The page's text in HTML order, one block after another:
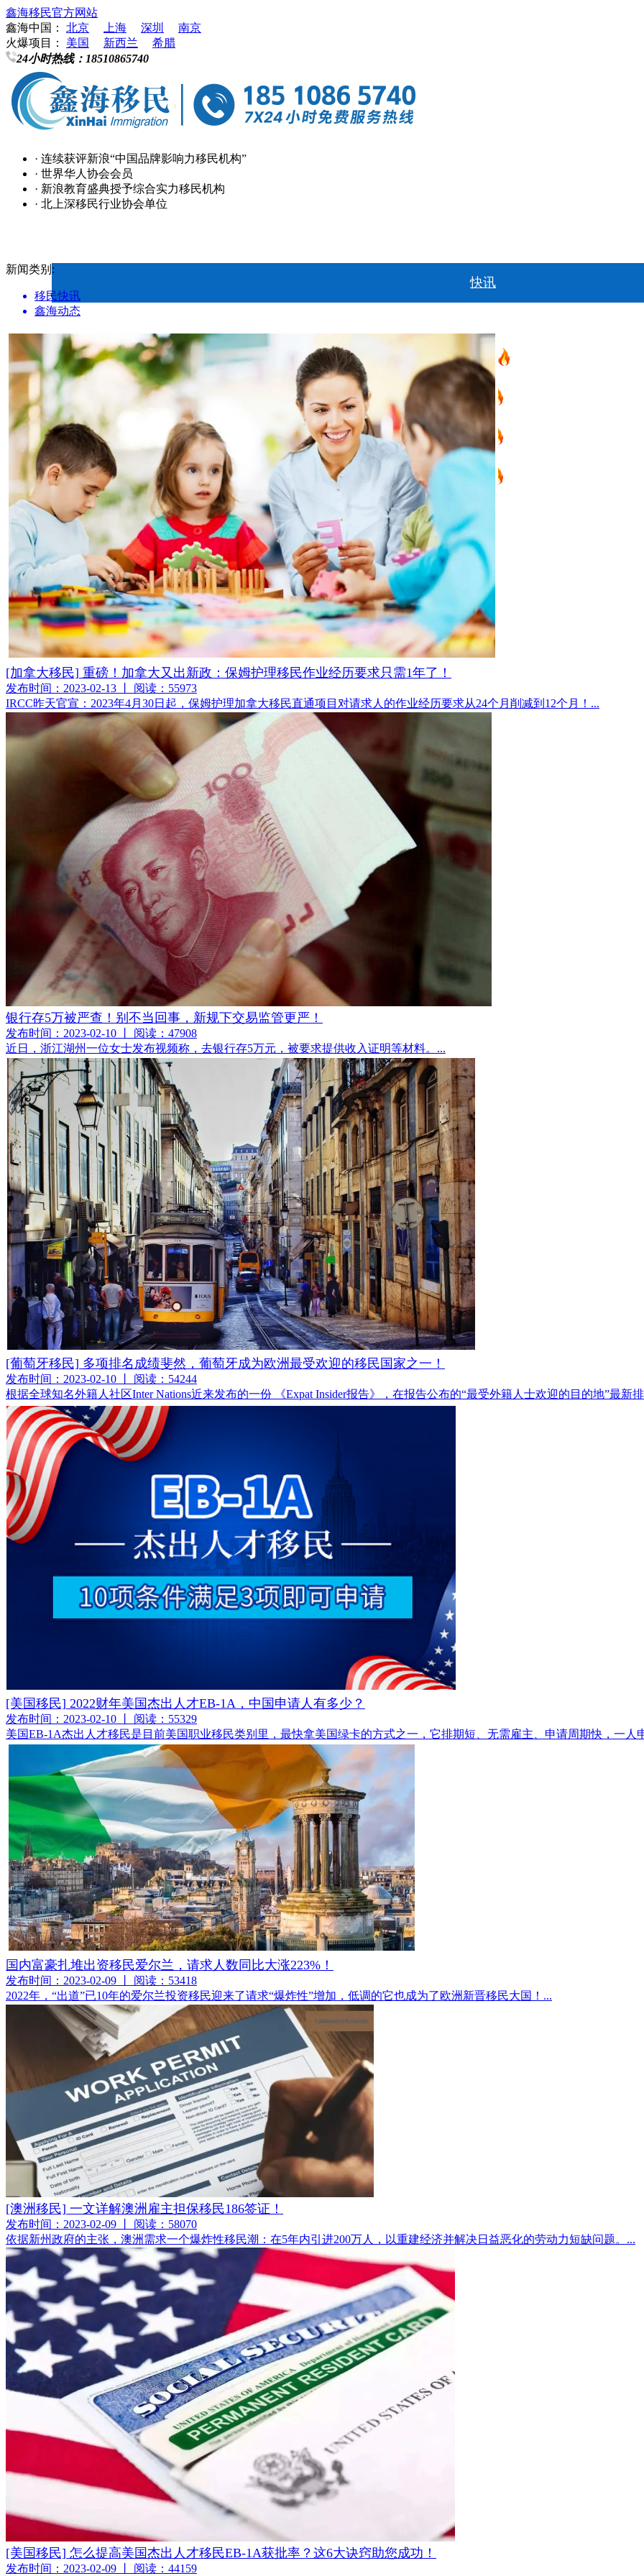
鑫海移民官方网站
鑫海中国：
北京 上海 深圳
南京
火爆项目：
美国 新西兰
希腊
24小时热线： 18510865740
· 连续获评新浪“中国品牌影响力移民机构”
· 世界华人协会会员
· 新浪教育盛典授予综合实力移民机构
· 北上深移民行业协会单位
快讯
新西兰
美国
欧洲
澳洲
加拿大
亚洲
海房
案例
新闻类别:
移民快讯
鑫海动态
[加拿大移民] 重磅！加拿大又出新政：保姆护理移民作业经历要求只需1年了！
发布时间：2023-02-13 丨 阅读：55973
IRCC昨天官宣：2023年4月30日起，保姆护理加拿大移民直通项目对请求人的作业经历要求从24个月削减到12个月！...
银行存5万被严查！别不当回事，新规下交易监管更严！
发布时间：2023-02-10 丨 阅读：47908
近日，浙江湖州一位女士发布视频称，去银行存5万元，被要求提供收入证明等材料。...
[葡萄牙移民] 多项排名成绩斐然，葡萄牙成为欧洲最受欢迎的移民国家之一！
发布时间：2023-02-10 丨 阅读：54244
根据全球知名外籍人社区Inter Nations近来发布的一份 《Expat Insider报告》，在报告公布的“最受外籍人士欢迎的目的地”最新
[美国移民] 2022财年美国杰出人才EB-1A，中国申请人有多少？
发布时间：2023-02-10 丨 阅读：55329
美国EB-1A杰出人才移民是目前美国职业移民类别里，最快拿美国绿卡的方式之一，它排期短、无需雇主、申请周期快，一人
国内富豪扎堆出资移民爱尔兰，请求人数同比大涨223%！
发布时间：2023-02-09 丨 阅读：53418
2022年，“出道”已10年的爱尔兰投资移民迎来了请求“爆炸性”增加，低调的它也成为了欧洲新晋移民大国！...
[澳洲移民] 一文详解澳洲雇主担保移民186签证！
发布时间：2023-02-09 丨 阅读：58070
依据新州政府的主张，澳洲需求一个爆炸性移民潮：在5年内引进200万人，以重建经济并解决日益恶化的劳动力短缺问题。...
[美国移民] 怎么提高美国杰出人才移民EB-1A获批率？这6大诀窍助您成功！
发布时间：2023-02-09 丨 阅读：44159